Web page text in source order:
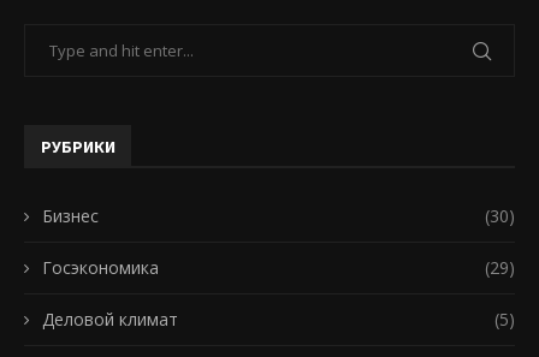
РУБРИКИ
Бизнес (30)
Госэкономика (29)
Деловой климат (5)